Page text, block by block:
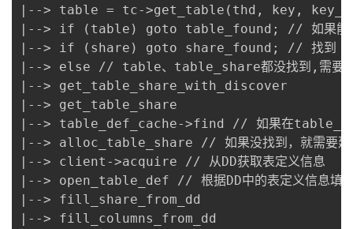
|--> table = tc->get_table(thd, key,
|--> if (table) goto table_found; // 如果能成功
|--> if (share) goto share_found; // 找到
|--> else // table、table_share都没找到,需要
|--> get_table_share_with_discover
|--> get_table_share
|--> table_def_cache->find // 如果在
|--> alloc_table_share // 如果没找到，就需要建
|--> client->acquire // 从DD获取表定义信息
|--> open_table_def // 根据DD中的表定义信息填写
|--> fill_share_from_dd
|--> fill_columns_from_dd